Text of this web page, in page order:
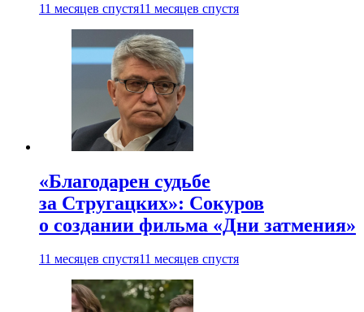
11 месяцев спустя11 месяцев спустя
«Благодарен судьбе
за Стругацких»: Сокуров
о создании фильма «Дни затмения»
11 месяцев спустя11 месяцев спустя